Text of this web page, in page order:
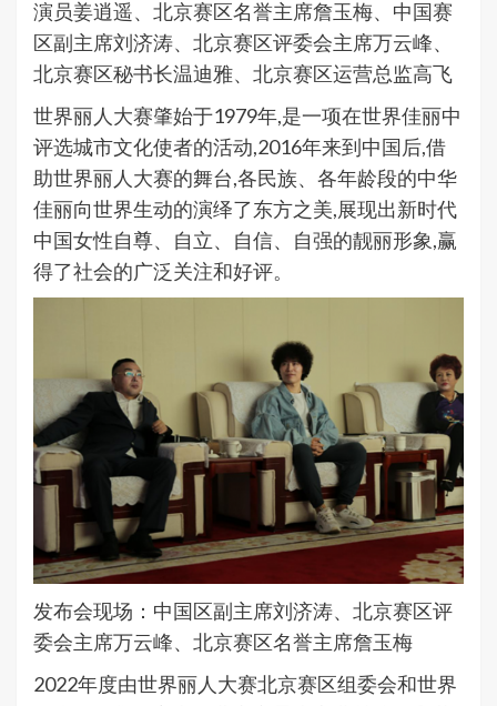
演员姜逍遥、北京赛区名誉主席詹玉梅、中国赛
区副主席刘济涛、北京赛区评委会主席万云峰、
北京赛区秘书长温迪雅、北京赛区运营总监高飞
世界丽人大赛肇始于1979年,是一项在世界佳丽中
评选城市文化使者的活动,2016年来到中国后,借
助世界丽人大赛的舞台,各民族、各年龄段的中华
佳丽向世界生动的演绎了东方之美,展现出新时代
中国女性自尊、自立、自信、自强的靓丽形象,赢
得了社会的广泛关注和好评。
发布会现场：中国区副主席刘济涛、北京赛区评
委会主席万云峰、北京赛区名誉主席詹玉梅
2022年度由世界丽人大赛北京赛区组委会和世界